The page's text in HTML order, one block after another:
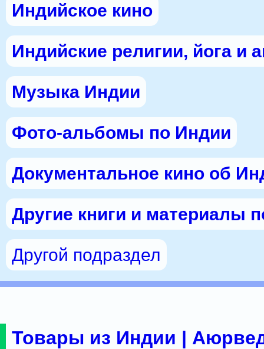
Индийское кино
Индийские религии, йога и
Музыка Индии
Фото-альбомы по Индии
Документальное кино об
Другие книги и материалы
Другой подраздел
Товары из Индии |